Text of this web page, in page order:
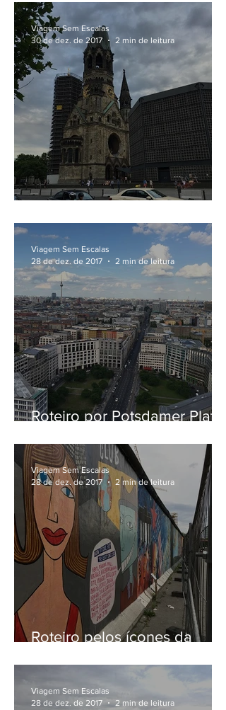
Viagem Sem Escalas
30 de dez. de 2017
2 min de leitura
Roteiro por Potsdamer Platz,
Viagem Sem Escalas
28 de dez. de 2017
2 min de leitura
Roteiro pelos ícones da
Viagem Sem Escalas
28 de dez. de 2017
2 min de leitura
Viagem Sem Escalas
28 de dez. de 2017
2 min de leitura